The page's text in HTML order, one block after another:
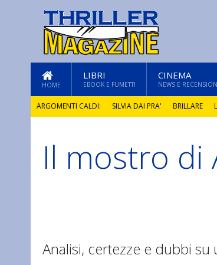
HOME
LIBRI
EBOOK E FUMETTI
CINEMA
NEWS E
ARGOMENTI CALDI: SILVIA DAI PRA' BRILLARE
GLI ANNI DI PIETRA
Il mostro di
Analisi, certezze e dubbi